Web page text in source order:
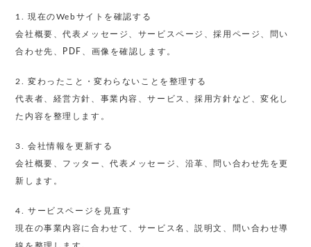
1. 現在のWebサイトを確認する
会社概要、代表メッセージ、サービスページ、採用ページ、問い
合わせ先、PDF、画像を確認します。
2. 変わったこと・変わらないことを整理する
代表者、経営方針、事業内容、サービス、採用方針など、変化し
た内容を整理します。
3. 会社情報を更新する
会社概要、フッター、代表メッセージ、沿革、問い合わせ先を更
新します。
4. サービスページを見直す
現在の事業内容に合わせて、サービス名、説明文、問い合わせ導